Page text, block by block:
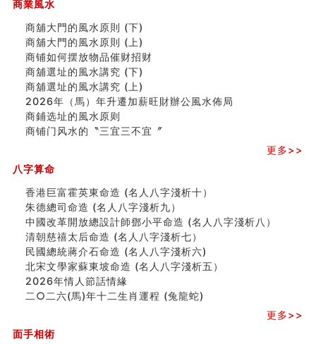
八字十神与坐基关系详解
人的面相看财运
玄空本义(八)
六爻算卦：测腹中胎儿是男是女
中國改革開放總設計師鄧小平命造 (名人八字淺析八）
测字（实例解释）
精选1000个五行属火的字
玄空本义(七)
刘燮鈞讲人相 手纹与命运(二)
极其旺夫的女人面相
居家風水懶人包！房子煞氣怎麼看？風水禁忌有哪些？有
這樣風水的房子別�
南半球的八字如何推排
玄空本义(六)
额相与命运
风水先生林琅仙的传说
从痣看相
姓名陰陽配置的凶吉
玄空本义 (五)
商業風水
商舖大門的風水原則 (下)
商舖大門的風水原則 (上)
商铺如何摆放物品催财招财
商舖選址的風水講究 (下)
商舖選址的風水講究 (上)
2026年（馬）年升遷加薪旺財辦公風水佈局
商鋪选址的風水原则
商铺门风水的〝三宜三不宜〞
更多>>
八字算命
香港巨富霍英東命造 (名人八字淺析十）
朱德總司命造 (名⼈⼋字淺析九）
中國改革開放總設計師鄧小平命造 (名人八字淺析八）
清朝慈禧太后命造 (名人八字淺析七）
民國總統蔣介石命造 (名人八字淺析六)
北宋文學家蘇東坡命造 (名人八字淺析五）
2026年情人節話情緣
二○二六(馬)年十二生肖運程 (兔龍蛇)
更多>>
面手相術